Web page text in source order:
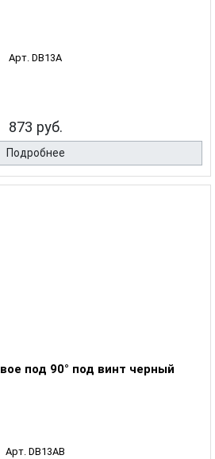
Арт. DB13A
873 руб.
Подробнее
под 90° под винт черный
Арт. DB13AB